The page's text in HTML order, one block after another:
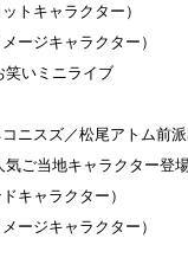
トキャラクター）
ージキャラクター）
笑いミニライブ
ニスズ／松尾アトム前
ご当地キャラクター登場
キャラクター）
ージキャラクター）